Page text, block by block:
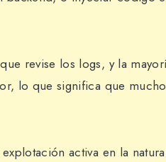
revise los logs, y la
lo que significa que
activa en la